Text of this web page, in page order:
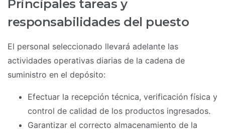
Principales tareas y
responsabilidades del puesto
El personal seleccionado llevará adelante las
actividades operativas diarias de la cadena de
suministro en el depósito:
Efectuar la recepción técnica, verificación física y
control de calidad de los productos ingresados.
Garantizar el correcto almacenamiento de la